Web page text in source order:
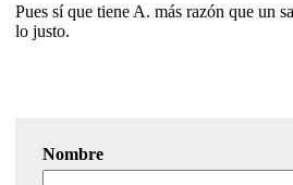
Pues sí que tiene A. más razón que un
lo justo.
Nombre